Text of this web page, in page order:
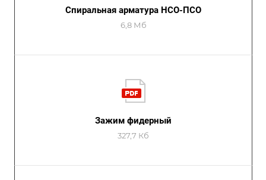
Спиральная арматура НСО-ПСО
6,8 Мб
Зажим фидерный
327,7 Кб